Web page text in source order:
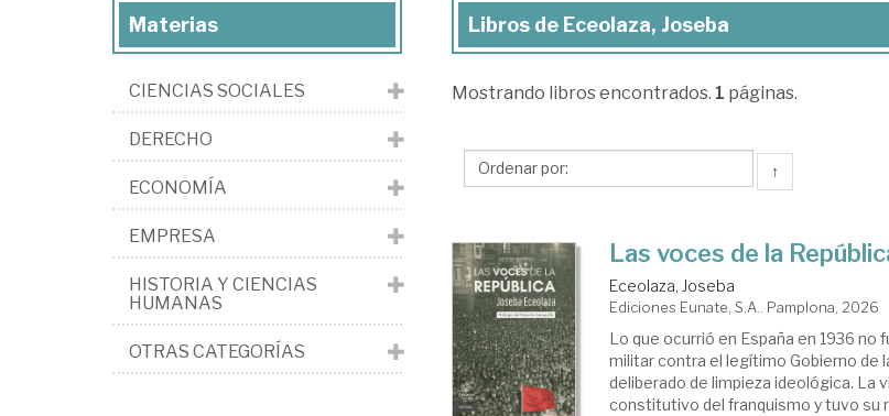
Libros
Eceolaza,
Libros de Eceolaza, Joseba
Mostrando libros encontrados. 1 páginas.
↑
Las voces de la
Eceolaza, Joseba
Ediciones Eunate, S.A.. Pamplona, 2026
Lo que ocurrió en España en 1936
militar contra el legítimo Gobierno de
deliberado de limpieza ideológica. La
constitutivo del franquismo y tuvo su
Materias
CIENCIAS SOCIALES
DERECHO
ECONOMÍA
EMPRESA
HISTORIA Y CIENCIAS
HUMANAS
OTRAS CATEGORÍAS